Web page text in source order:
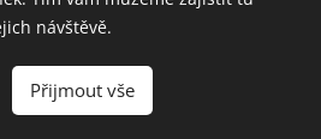
| Ubytování ve Chvalovicích
Webnode
návštěvě.
Přijmout vše